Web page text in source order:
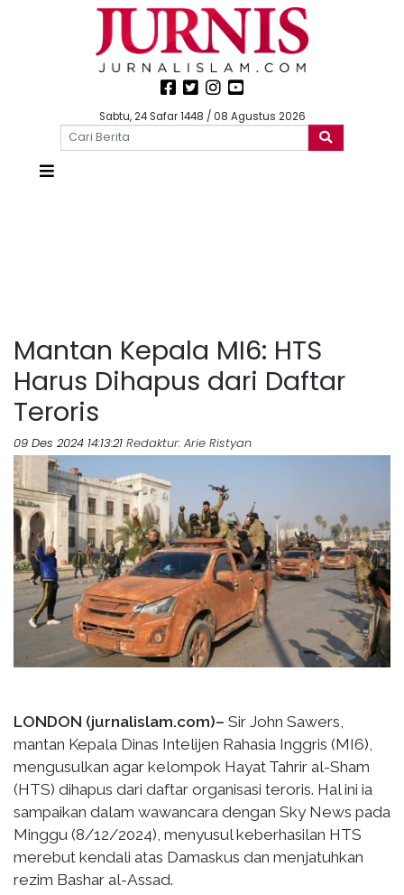
Sabtu, 24 Safar 1448 / 08 Agustus 2026
Mantan Kepala MI6: HTS
Harus Dihapus dari Daftar
Teroris
09 Des 2024 14:13:21 Redaktur: Arie Ristyan
LONDON (jurnalislam.com)– Sir John Sawers,
mantan Kepala Dinas Intelijen Rahasia Inggris (MI6),
mengusulkan agar kelompok Hayat Tahrir al-Sham
(HTS) dihapus dari daftar organisasi teroris. Hal ini ia
sampaikan dalam wawancara dengan Sky News pada
Minggu (8/12/2024), menyusul keberhasilan HTS
merebut kendali atas Damaskus dan menjatuhkan
rezim Bashar al-Assad.